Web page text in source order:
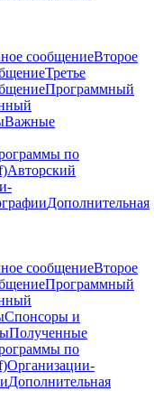
сообщениеВторое
Третье
Программный
Важные
по
Авторский
Дополнительная
сообщениеВторое
Программный
Спонсоры и
Полученные
по
Организации-
Дополнительная